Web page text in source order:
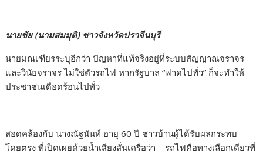
นายชัย (นามสมมุติ) ชาวจังหวัดปราจีนบุรี
นายมณเฑียรระบุอีกว่า ปัญหาที่แท้จริงอยู่ที่ระบบสัญญาณจราจร
และวินัยจราจร ไม่ใช่ตัวรถไฟ หากรัฐบาล “ฟาดไปทั่ว” ก็จะทำให้
ประชาชนเดือดร้อนไปทั่ว
สอดคล้องกับ นางณัฐนันท์ อายุ 60 ปี ชาวบ้านผู้ได้รับผลกระทบ
โดยตรง ที่เปิดเผยด้วยน้ำเสียงสั่นเครือว่า รถไฟคือทางเลือกเดียวที่